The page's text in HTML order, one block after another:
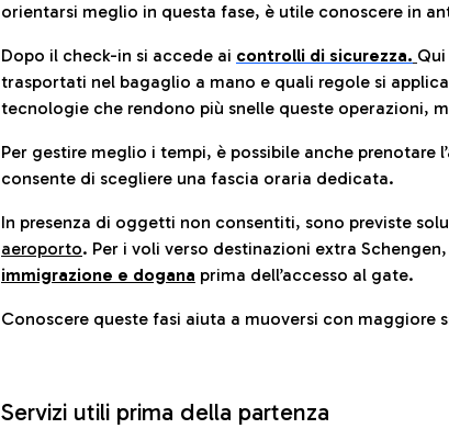
orientarsi meglio in questa fase, è utile conoscere in
Dopo il check-in si accede ai controlli di sicurezza.
trasportati nel bagaglio a mano e quali regole si
tecnologie che rendono più snelle queste operazioni,
Per gestire meglio i tempi, è possibile anche prenotare
consente di scegliere una fascia oraria dedicata.
In presenza di oggetti non consentiti, sono previste
aeroporto. Per i voli verso destinazioni extra
immigrazione e dogana prima dell’accesso al gate.
Conoscere queste fasi aiuta a muoversi con maggiore
Servizi utili prima della partenza